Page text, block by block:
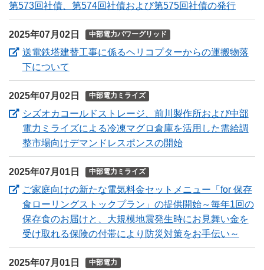
第573回社債、第574回社債および第575回社債の発行
2025年07月02日 中部電力パワーグリッド
送電鉄塔建替工事に係るヘリコプターからの運搬物落
下について
2025年07月02日 中部電力ミライズ
シズオカコールドストレージ、前川製作所および中部
電力ミライズによる冷凍マグロ倉庫を活用した需給調
整市場向けデマンドレスポンスの開始（新しいウィンド
2025年07月01日 中部電力ミライズ
ご家庭向けの新たな電気料金セットメニュー「for 保存
食ローリングストックプラン」の提供開始～毎年1回の
保存食のお届けと、大規模地震発生時にお見舞い金を
受け取れる保険の付帯により防災対策をお手伝い～
2025年07月01日 中部電力